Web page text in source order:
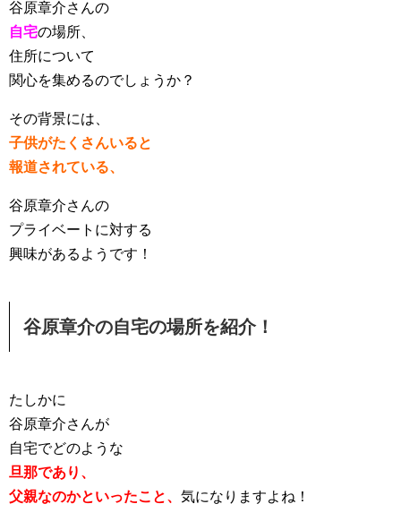
谷原章介さんの
自宅の場所、
住所について
関心を集めるのでしょうか？
その背景には、
子供がたくさんいると
報道されている、
谷原章介さんの
プライベートに対する
興味があるようです！
谷原章介の自宅の場所を紹介！
たしかに
谷原章介さんが
自宅でどのような
旦那であり、
父親なのかといったこと、 気になりますよね！